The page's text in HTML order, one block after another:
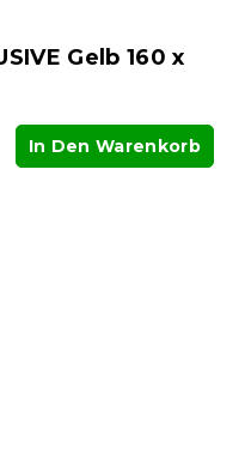
Gelb 160 x
In Den Warenkorb